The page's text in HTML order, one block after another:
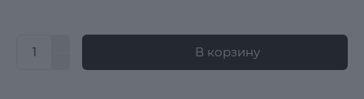
В корзину